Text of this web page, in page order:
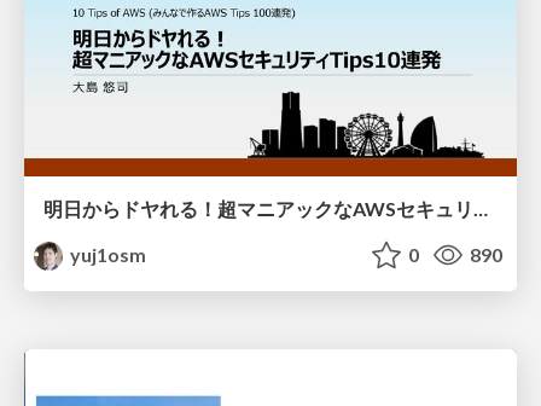
yuj1osm
0 890